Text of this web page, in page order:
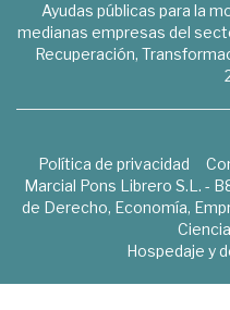
Ayudas públicas para la
medianas empresas del
Recuperación,
Política de privacidad
Marcial Pons Librero S.L. -
de Derecho, Economía,
Hospedaje y